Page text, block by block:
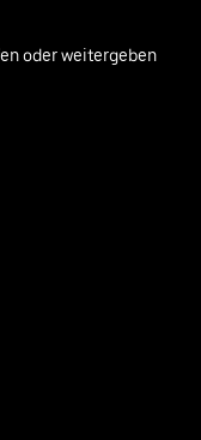
oder weitergeben